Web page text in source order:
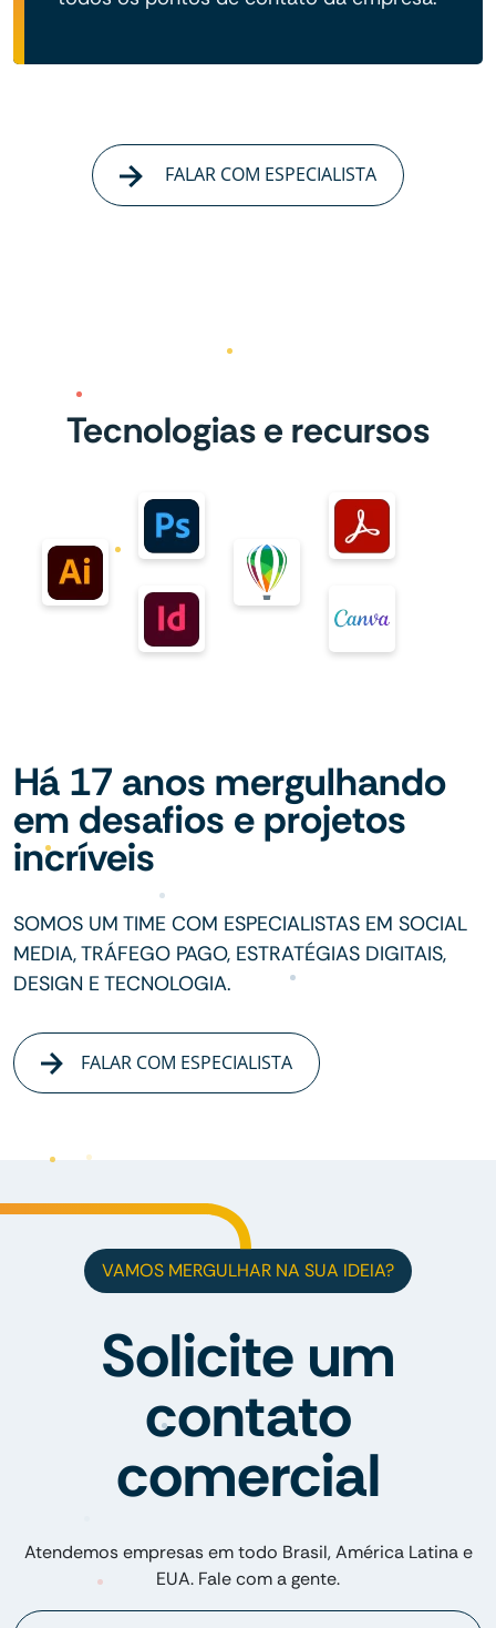
FALAR COM ESPECIALISTA
Tecnologias e recursos
Há 17 anos mergulhando
em desafios e projetos
incríveis
SOMOS UM TIME COM ESPECIALISTAS EM SOCIAL
MEDIA, TRÁFEGO PAGO, ESTRATÉGIAS DIGITAIS,
DESIGN E TECNOLOGIA.
FALAR COM ESPECIALISTA
VAMOS MERGULHAR NA SUA IDEIA?
Solicite um
contato
comercial
Atendemos empresas em todo Brasil, América Latina e
EUA. Fale com a gente.